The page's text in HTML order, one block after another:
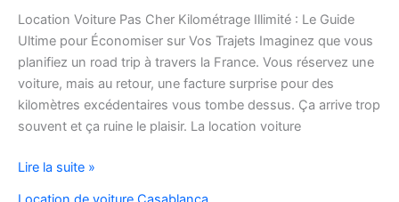
Location Voiture Pas Cher Kilométrage Illimité : Le Guide
Ultime pour Économiser sur Vos Trajets Imaginez que vous
planifiez un road trip à travers la France. Vous réservez une
voiture, mais au retour, une facture surprise pour des
kilomètres excédentaires vous tombe dessus. Ça arrive trop
souvent et ça ruine le plaisir. La location voiture
Location
Lire la suite »